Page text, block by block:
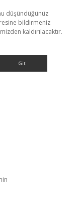
düşündüğünüz
bildirmeniz
kaldırılacaktır.